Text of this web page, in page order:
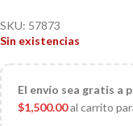
SKU: 57873
Sin existencias
El envío sea gratis a
$1,500.00al carrito